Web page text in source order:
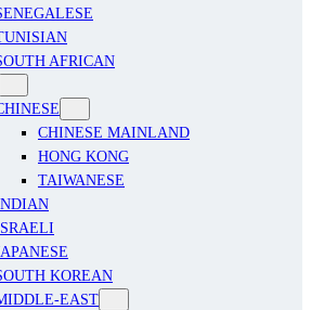
AFRICAN
CHINESE MAINLAND
HONG KONG
TAIWANESE
KOREAN
EAST